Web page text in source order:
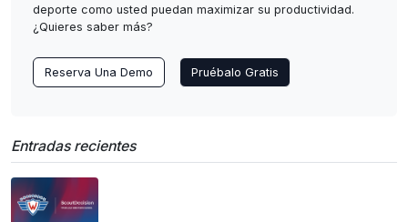
deporte como usted puedan maximizar su productividad.
¿Quieres saber más?
Reserva Una Demo Pruébalo Gratis
Entradas recientes